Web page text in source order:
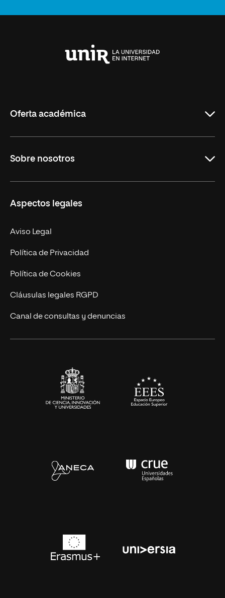
Oferta académica
Másteres Oficiales
Doctorados
Experto Universitario
Postgrados
Cursos Universitarios
Sobre nosotros
Facultades
Nuestro Equipo
Trabaja en UNIR
Actualidad
UNIR Revista
Eventos
Aspectos legales
Aviso Legal
Política de Privacidad
Política de Cookies
Cláusulas legales RGPD
Canal de consultas y denuncias